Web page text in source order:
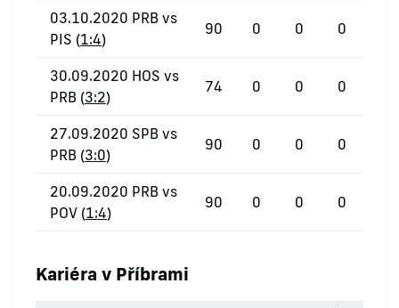
03.10.2020 PRB vs
PIS (1:4)
90 0 0 0
30.09.2020 HOS vs
PRB (3:2)
74 0 0 0
27.09.2020 SPB vs
PRB (3:0)
90 0 0 0
20.09.2020 PRB vs
POV (1:4)
90 0 0 0
Kariéra v Příbrami